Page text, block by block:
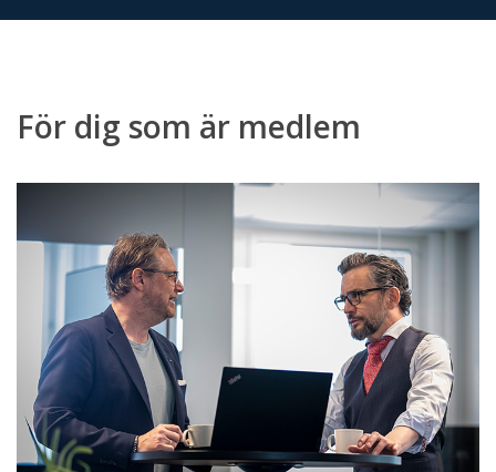
För dig som är medlem
Mäklarsamfundets